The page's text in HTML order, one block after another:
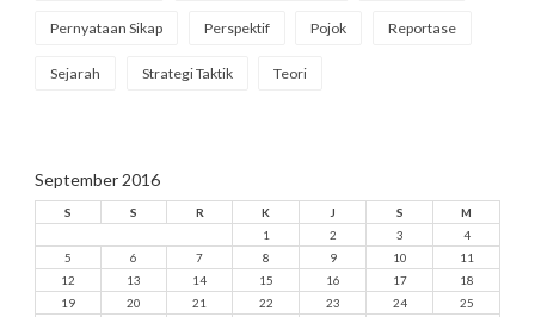
Pernyataan Sikap Perspektif Pojok Reportase
Sejarah Strategi Taktik Teori
September 2016
S S R K J S
M
1
2 3
4
5
6 7 8 9 10
11
12
13 14 15 16 17
18
19
20 21 22 23 24
25